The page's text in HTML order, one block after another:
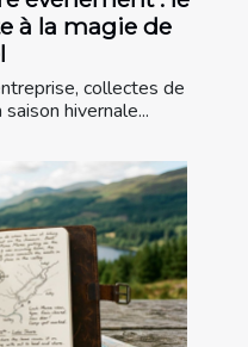
à la magie de
collectes de
hivernale...